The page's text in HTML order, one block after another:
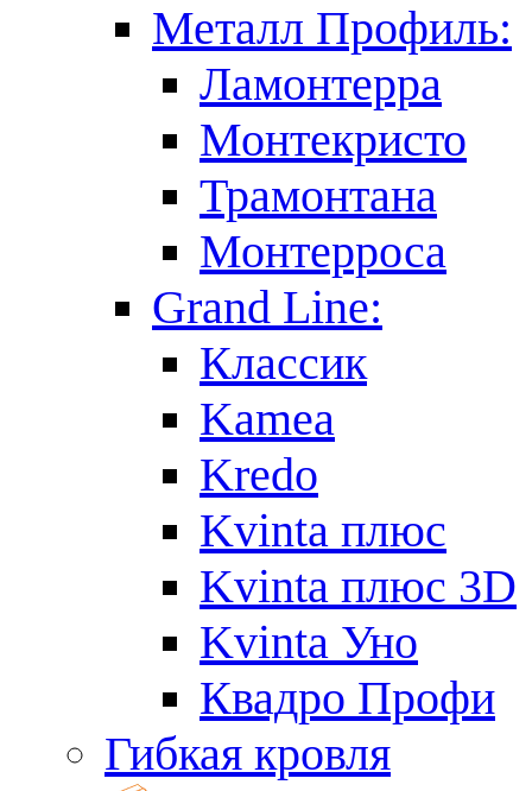
Металл Профиль:
Ламонтерра
Монтекристо
Трамонтана
Монтерроса
Grand Line:
Классик
Kamea
Kredo
Kvinta плюс
Kvinta плюс 3D
Kvinta Уно
Квадро Профи
Гибкая кровля